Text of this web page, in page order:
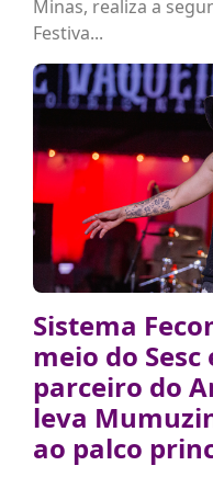
Minas, realiza a
Festiva...
Sistema
meio do
parceiro do
leva
ao palco